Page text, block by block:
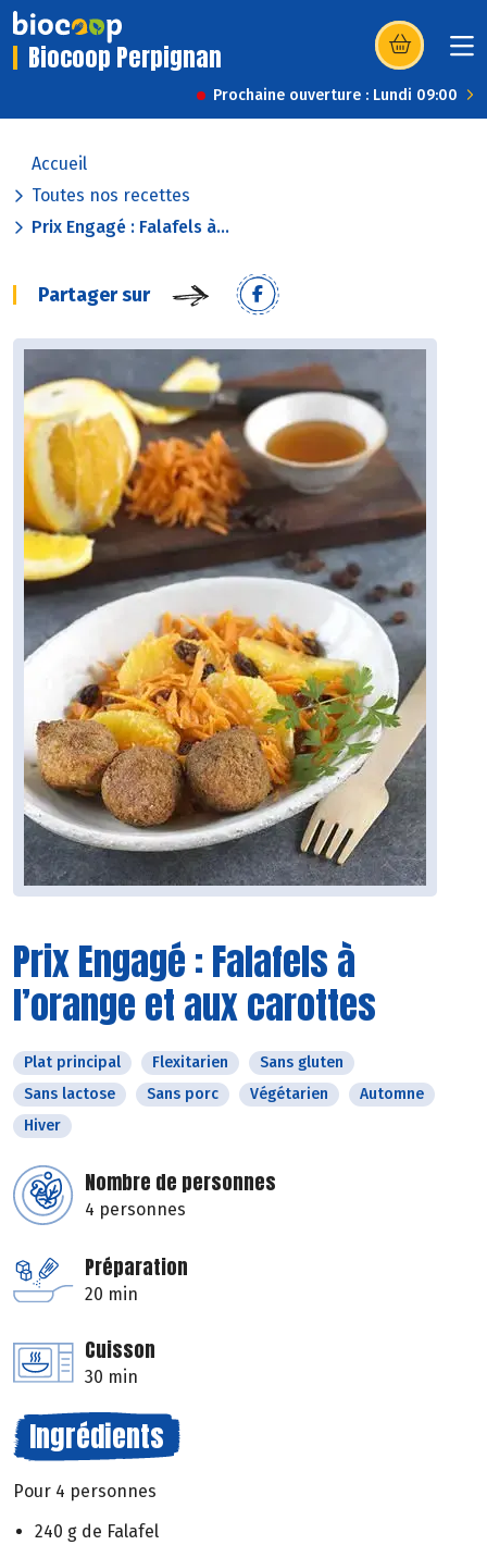
Biocoop Perpignan (s’ouvre dans
Prochaine ouverture : Lundi 09:00
Accueil
Toutes nos recettes
Prix Engagé : Falafels à...
Partager sur
Prix Engagé : Falafels à
l’orange et aux carottes
Plat principal Flexitarien
Sans gluten
Sans lactose
Sans porc Végétarien
Automne
Hiver
Nombre de personnes
4 personnes
Préparation
20 min
Cuisson
30 min
Ingrédients
Pour 4 personnes
240 g de Falafel